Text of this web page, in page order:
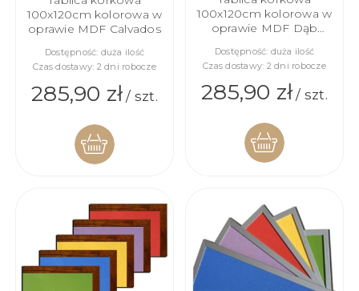
100x120cm kolorowa w
oprawie MDF Calvados
Dostępność: duża ilość
Czas dostawy: 2 dni robocze
285,90 zł/ szt.
KOSZYKA
100x120cm kolorowa w
oprawie MDF Dąb
Dostępność: duża ilość
Czas dostawy: 2 dni robocze
285,90 zł/ szt.
KOSZYKA